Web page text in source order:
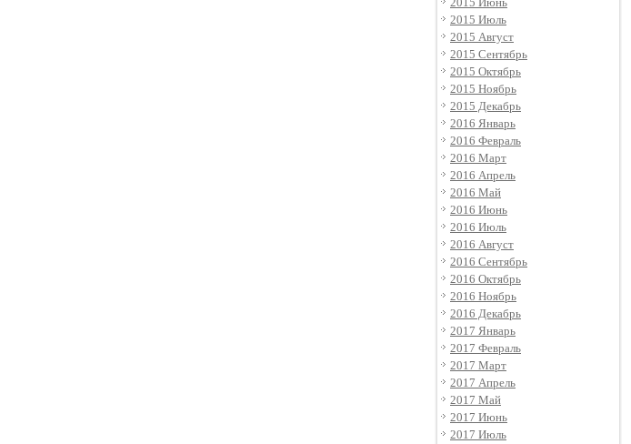
2015 Июль
2015 Август
2015 Сентябрь
2015 Октябрь
2015 Ноябрь
2015 Декабрь
2016 Январь
2016 Февраль
2016 Март
2016 Апрель
2016 Май
2016 Июнь
2016 Июль
2016 Август
2016 Сентябрь
2016 Октябрь
2016 Ноябрь
2016 Декабрь
2017 Январь
2017 Февраль
2017 Март
2017 Апрель
2017 Май
2017 Июнь
2017 Июль